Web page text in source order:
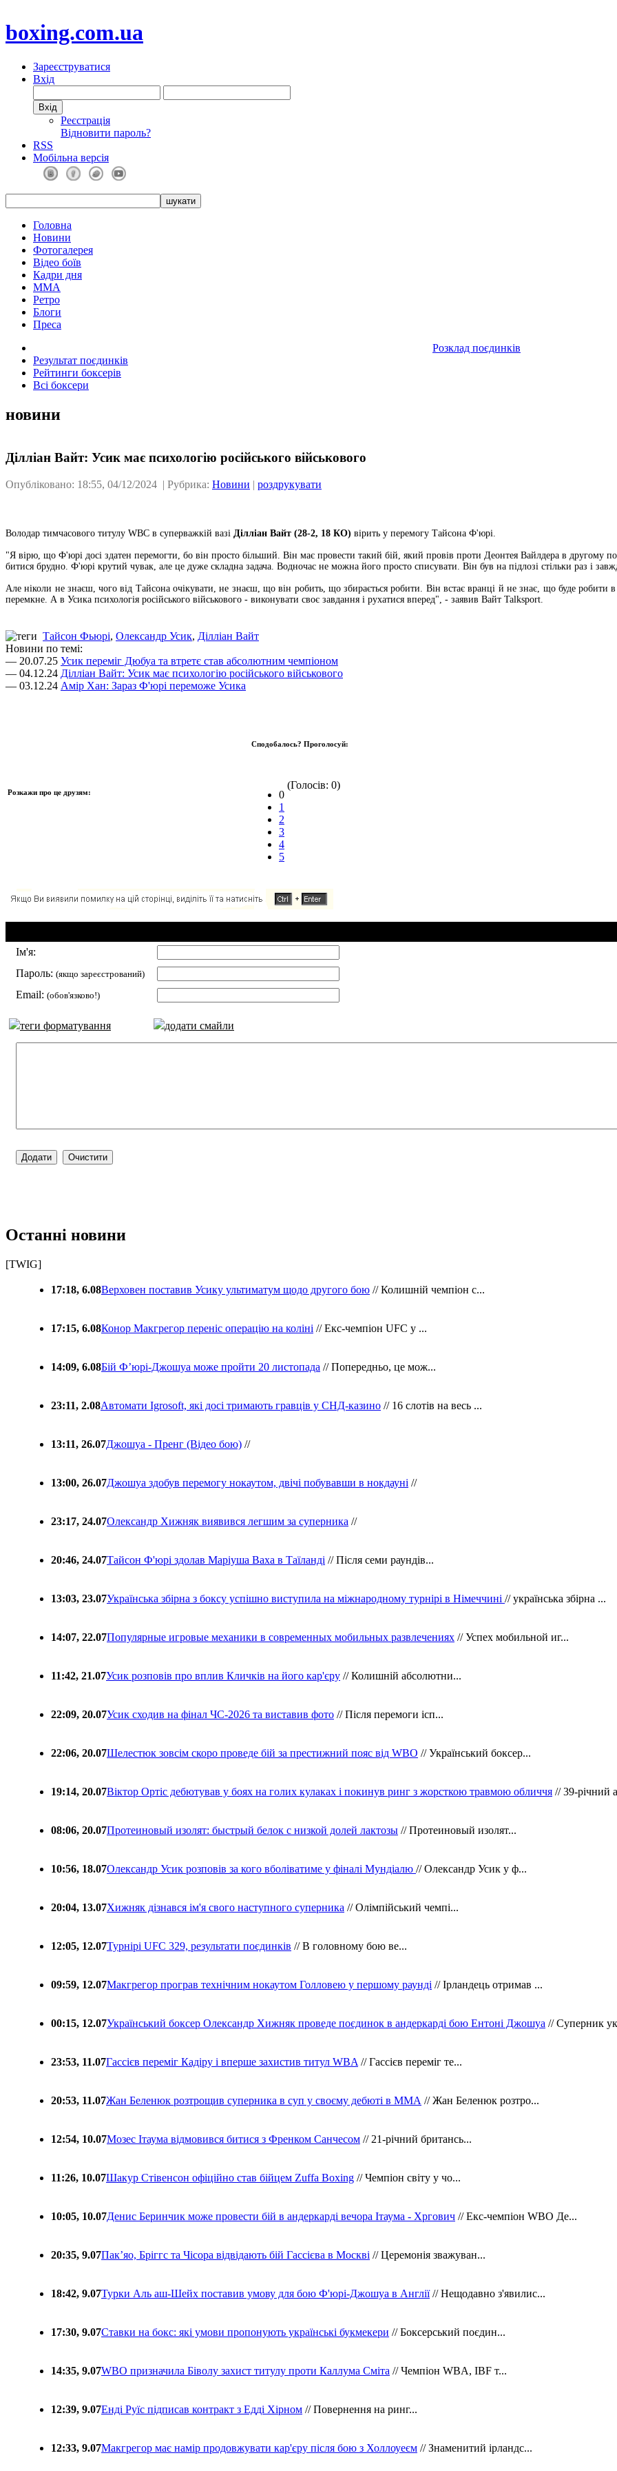
boxing.com.ua
Зареєструватися
Вхід
Реєстрація
Відновити пароль?
RSS
Мобільна версія
Головна
Новини
Фотогалерея
Відео боїв
Кадри дня
ММА
Ретро
Блоги
Преса
Розклад поєдинків
Результат поєдинків
Рейтинги боксерів
Всі боксери
новини
Ділліан Вайт: Усик має психологію російського військового
Опубліковано: 18:55, 04/12/2024 | Рубрика: Новини | роздрукувати
Володар тимчасового титулу WBC в суперважкій вазі Ділліан Вайт (28-2, 18 КО) вірить у перемогу Тайсона Ф'юрі.
"Я вірю, що Ф'юрі досі здатен перемогти, бо він просто більший. Він має провести такий бій, який провів проти Деонтея Вайлдера в другому
битися брудно. Ф'юрі крутий чувак, але це дуже складна задача. Водночас не можна його просто списувати. Він був на підлозі стільки раз і
Але ніколи не знаєш, чого від Тайсона очікувати, не знаєш, що він робить, що збирається робити. Він встає вранці й не знає, що буде
перемкне. А в Усика психологія російського військового - виконувати своє завдання і рухатися вперед", - заявив Вайт Talksport.
Тайсон Фьюрі, Олександр Усик, Ділліан Вайт
Новини по темі:
— 20.07.25 Усик переміг Дюбуа та втретє став абсолютним чемпіоном
— 04.12.24 Ділліан Вайт: Усик має психологію російського військового
— 03.12.24 Амір Хан: Зараз Ф'юрі переможе Усика
Розкажи про це друзям:
Сподобалось? Проголосуй:
0
1
2
3
4
5
(Голосів: 0)
Ім'я:
Пароль: (якщо зареєстрований)
Email: (обов'язково!)
теги форматування додати смайли
Останні новини
[TWIG]
17:18, 6.08Верховен поставив Усику ультиматум щодо другого бою // Колишній чемпіон с...
17:15, 6.08Конор Макгрегор переніс операцію на коліні // Екс-чемпіон UFC у ...
14:09, 6.08Бій Ф’юрі-Джошуа може пройти 20 листопада // Попередньо, це мож...
23:11, 2.08Автомати Igrosoft, які досі тримають гравців у СНД-казино // 16 слотів на весь ...
13:11, 26.07Джошуа - Пренг (Відео бою) //
13:00, 26.07Джошуа здобув перемогу нокаутом, двічі побувавши в нокдауні //
23:17, 24.07Олександр Хижняк виявився легшим за суперника //
20:46, 24.07Тайсон Ф'юрі здолав Маріуша Ваха в Таїланді // Після семи раундів...
13:03, 23.07Українська збірна з боксу успішно виступила на міжнародному турнірі в Німеччині // українська збірна ...
14:07, 22.07Популярные игровые механики в современных мобильных развлечениях // Успех мобильной иг...
11:42, 21.07Усик розповів про вплив Кличків на його кар'єру // Колишній абсолютни...
22:09, 20.07Усик сходив на фінал ЧС-2026 та виставив фото // Після перемоги ісп...
22:06, 20.07Шелестюк зовсім скоро проведе бій за престижний пояс від WBO // Український боксер...
19:14, 20.07Віктор Ортіс дебютував у боях на голих кулаках і покинув ринг з жорсткою травмою обличчя // 39-річний
08:06, 20.07Протеиновый изолят: быстрый белок с низкой долей лактозы // Протеиновый изолят...
10:56, 18.07Олександр Усик розповів за кого вболіватиме у фіналі Мундіалю // Олександр Усик у ф...
20:04, 13.07Хижняк дізнався ім'я свого наступного суперника // Олімпійський чемпі...
12:05, 12.07Турнірі UFC 329, результати поєдинків // В головному бою ве...
09:59, 12.07Макгрегор програв технічним нокаутом Голловею у першому раунді // Ірландець отримав ...
00:15, 12.07Український боксер Олександр Хижняк проведе поєдинок в андеркарді бою Ентоні Джошуа // Суперник
23:53, 11.07Гассієв переміг Кадіру і вперше захистив титул WBA // Гассієв переміг те...
20:53, 11.07Жан Беленюк розтрощив суперника в суп у своєму дебюті в ММА // Жан Беленюк розтро...
12:54, 10.07Мозес Ітаума відмовився битися з Френком Санчесом // 21-річний британсь...
11:26, 10.07Шакур Стівенсон офіційно став бійцем Zuffa Boxing // Чемпіон світу у чо...
10:05, 10.07Денис Беринчик може провести бій в андеркарді вечора Ітаума - Хргович // Екс-чемпіон WBO Де...
20:35, 9.07Пакʼяо, Бріггс та Чісора відвідають бій Гассієва в Москві // Церемонія зважуван...
18:42, 9.07Турки Аль аш-Шейх поставив умову для бою Ф'юрі-Джошуа в Англії// Нещодавно з'явилис...
17:30, 9.07Ставки на бокс: які умови пропонують українські букмекери // Боксерський поєдин...
14:35, 9.07WBO призначила Біволу захист титулу проти Каллума Сміта // Чемпіон WBA, IBF т...
12:39, 9.07Енді Руїс підписав контракт з Едді Хірном // Повернення на ринг...
12:33, 9.07Макгрегор має намір продовжувати кар'єру після бою з Холлоуеєм // Знаменитий ірландс...